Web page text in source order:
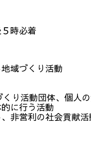
時必着
域づくり活動
り活動団体、個人
に行う活動
非営利の社会貢献活